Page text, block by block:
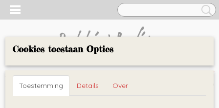
Inloggen Registreren
UW WINKELWAGEN
(0)
Cookies toestaan Opties
Toestemming Details Over